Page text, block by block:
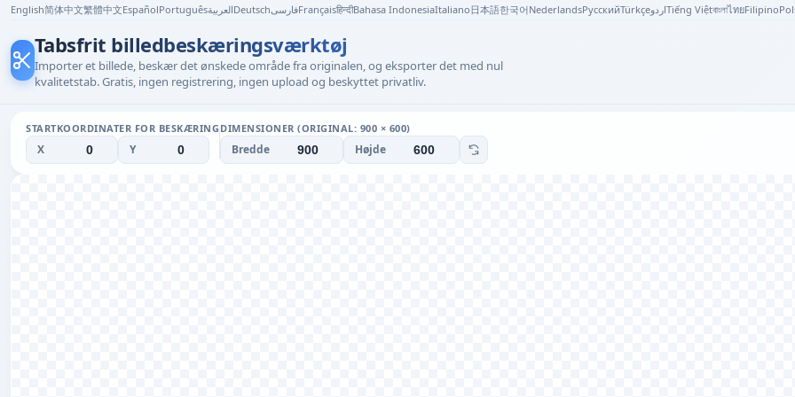
English简体中文繁體中文EspañolPortuguêsالعربيةDeutschفارسیFrançaisहिन्दीBahasa IndonesiaItaliano日本語한국어NederlandsРусскийTürkçeاردوTiếng ViệtবাংলাไทยFilipino
Tabsfrit billedbeskæringsværktøj
Importer et billede, beskær det ønskede område fra originalen, og eksporter det med nul
kvalitetstab. Gratis, ingen registrering, ingen upload og beskyttet privatliv.
STARTKOORDINATER FOR BESKÆRING
X Y
DIMENSIONER (ORIGINAL: 900 × 600)
Bredde Højde